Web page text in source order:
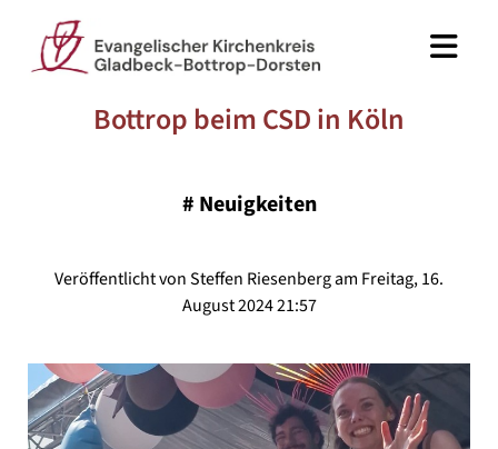
Bottrop beim CSD in Köln
# Neuigkeiten
Veröffentlicht von Steffen Riesenberg am Freitag, 16.
August 2024 21:57